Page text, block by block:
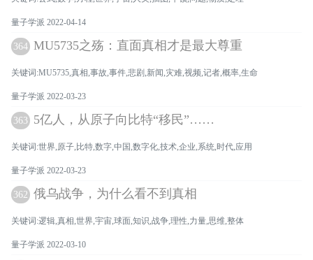
量子学派 2022-04-14
364 MU5735之殇：直面真相才是最大尊重
关键词:MU5735,真相,事故,事件,悲剧,新闻,灾难,视频,记者,概率,生命
量子学派 2022-03-23
363 5亿人，从原子向比特“移民”……
关键词:世界,原子,比特,数字,中国,数字化,技术,企业,系统,时代,应用
量子学派 2022-03-23
362 俄乌战争，为什么看不到真相
关键词:逻辑,真相,世界,宇宙,球面,知识,战争,理性,力量,思维,整体
量子学派 2022-03-10